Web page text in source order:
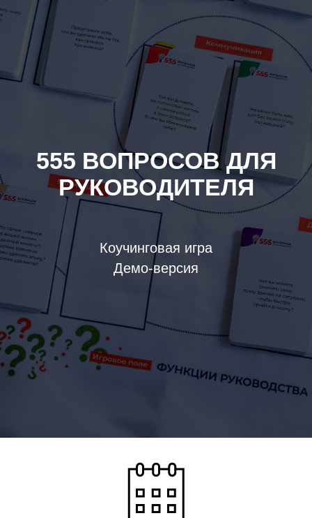
555 ВОПРОСОВ ДЛЯ
РУКОВОДИТЕЛЯ
Коучинговая игра
Демо-версия